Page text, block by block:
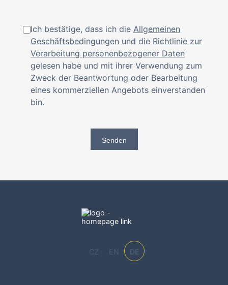
Ich bestätige, dass ich die Allgemeinen
Geschäftsbedingungen und die Richtlinie zur
Verarbeitung personenbezogener Daten
gelesen habe und mit ihrer Verwendung zum
Zweck der Beantwortung oder Bearbeitung
eines kommerziellen Angebots einverstanden
bin.
Senden
CZ EN DE